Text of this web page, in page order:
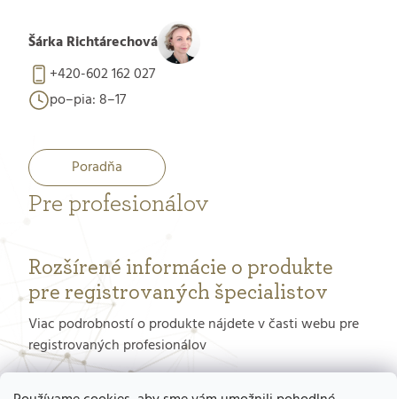
Šárka Richtárechová
+420-602 162 027
po–pia: 8–17
Poradňa
Pre profesionálov
Rozšírené informácie o produkte
pre registrovaných špecialistov
Viac podrobností o produkte nájdete v časti webu pre
registrovaných profesionálov
PORTÁL PRE PROFESIONÁLOV